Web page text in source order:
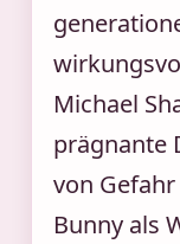
Michael
prägnante
von
Bunny als